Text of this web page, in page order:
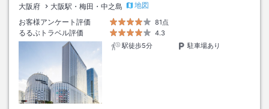
大阪府 大阪駅・梅田・中之島
地図
お客様アンケート評価
81点
るるぶトラベル評価
4.3
駅徒歩5分
駐車場あり